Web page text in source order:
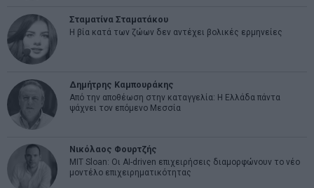
Σταματίνα Σταματάκου
Η βία κατά των ζώων δεν αντέχει βολικές ερμηνείες
Δημήτρης Καμπουράκης
Από την αποθέωση στην καταγγελία: Η Ελλάδα πάντα
ψάχνει τον επόμενο Μεσσία
Νικόλαος Φουρτζής
MIT Sloan: Οι AI-driven επιχειρήσεις διαμορφώνουν το νέο
μοντέλο επιχειρηματικότητας